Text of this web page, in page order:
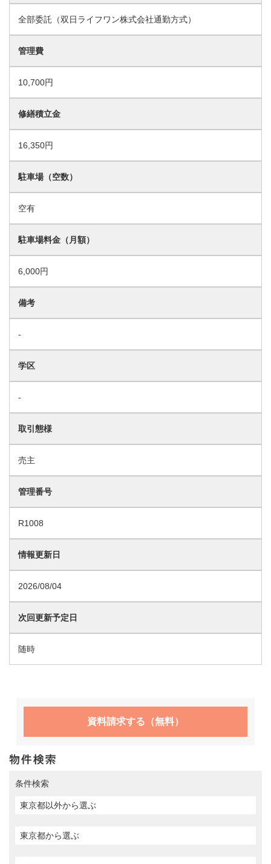
全部委託（双日ライフワン株式会社通勤方式）
管理費
10,700円
修繕積立金
16,350円
駐車場（空数）
空有
駐車場料金（月額）
6,000円
備考
-
学区
-
取引態様
売主
管理番号
R1008
情報更新日
2026/08/04
次回更新予定日
随時
資料請求する（無料）
条件検索